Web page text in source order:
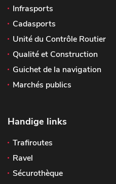
Infrasports
Cadasports
Unité du Contrôle Routier
Qualité et Construction
Guichet de la navigation
Marchés publics
Handige links
Trafiroutes
Ravel
Sécurothèque